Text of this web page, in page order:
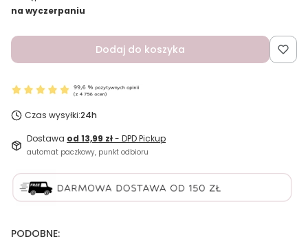
na wyczerpaniu
Dodaj do koszyka
Czas wysyłki:24h
Dostawa od 13,99 zł- DPD Pickup
automat paczkowy, punkt odbioru
PODOBNE: